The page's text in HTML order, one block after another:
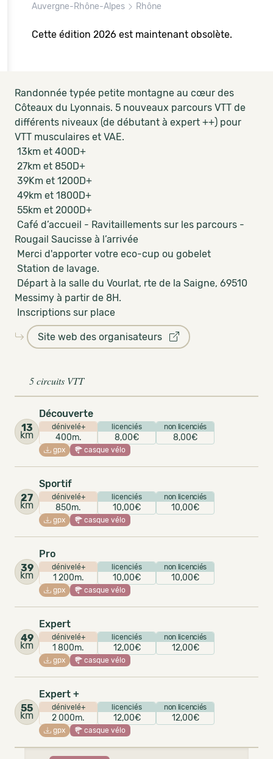
Auvergne-Rhône-Alpes Rhône
Cette édition 2026 est maintenant obsolète.
Randonnée typée petite montagne au cœur des
Côteaux du Lyonnais. 5 nouveaux parcours VTT de
différents niveaux (de débutant à expert ++) pour
VTT musculaires et VAE.
13km et 400D+
27km et 850D+
39Km et 1200D+
49km et 1800D+
55km et 2000D+
Café d’accueil - Ravitaillements sur les parcours -
Rougail Saucisse à l’arrivée
Merci d'apporter votre eco-cup ou gobelet
Station de lavage.
Départ à la salle du Vourlat, rte de la Saigne, 69510
Messimy à partir de 8H.
Inscriptions sur place
Site web des organisateurs
5 circuits VTT
13
km
Découverte
dénivelé+
400m.
licenciés
8,00€
non licenciés
8,00€
gpx casque vélo
27
km
Sportif
dénivelé+
850m.
licenciés
10,00€
non licenciés
10,00€
gpx casque vélo
39
km
Pro
dénivelé+
1 200m.
licenciés
10,00€
non licenciés
10,00€
gpx casque vélo
49
km
Expert
dénivelé+
1 800m.
licenciés
12,00€
non licenciés
12,00€
gpx casque vélo
55
km
Expert +
dénivelé+
2 000m.
licenciés
12,00€
non licenciés
12,00€
gpx casque vélo